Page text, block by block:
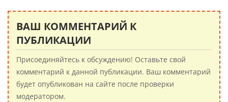
ВАШ КОММЕНТАРИЙ К
ПУБЛИКАЦИИ
Присоединяйтесь к обсуждению! Оставьте свой
комментарий к данной публикации. Ваш комментарий
будет опубликован на сайте после проверки
модератором.